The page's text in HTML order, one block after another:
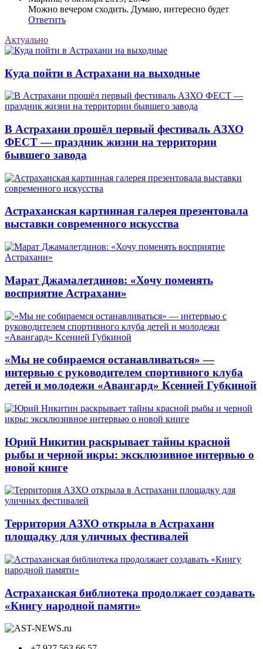
Можно вечером сходить. Думаю, интересно будет
Ответить
Актуально
Куда пойти в Астрахани на выходные
В Астрахани прошёл первый фестиваль АЗХО
ФЕСТ — праздник жизни на территории
бывшего завода
Астраханская картинная галерея презентовала
выставки современного искусства
Марат Джамалетдинов: «Хочу поменять
восприятие Астрахани»
«Мы не собираемся останавливаться» —
интервью с руководителем спортивного клуба
детей и молодежи «Авангард» Ксенией Губкиной
Юрий Никитин раскрывает тайны красной
рыбы и черной икры: эксклюзивное интервью о
новой книге
Территория АЗХО открыла в Астрахани
площадку для уличных фестивалей
Астраханская библиотека продолжает создавать
«Книгу народной памяти»